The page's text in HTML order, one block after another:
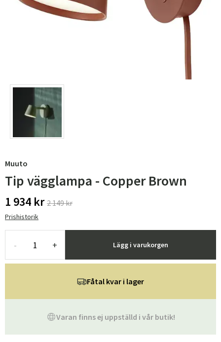
Muuto
Tip vägglampa - Copper Brown
1 934 kr 2 149 kr
Prishistorik
- + Lägg i varukorgen
Varan finns ej uppställd i vår butik!
Fåtal kvar i lager